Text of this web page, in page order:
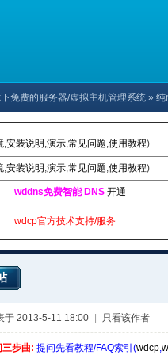
免费的服务器/虚拟主机管理系统 » 纯
,安装说明 ,演示,常见问题,使用教程)
,安装说明 ,演示,常见问题,使用教程)
wddns免费智能 DNS 开通
wdcp官方技术支持/服务
于 2013-5-11 18:00 只看该作者
三步曲: 提问先看教程/FAQ索引(wdcp,